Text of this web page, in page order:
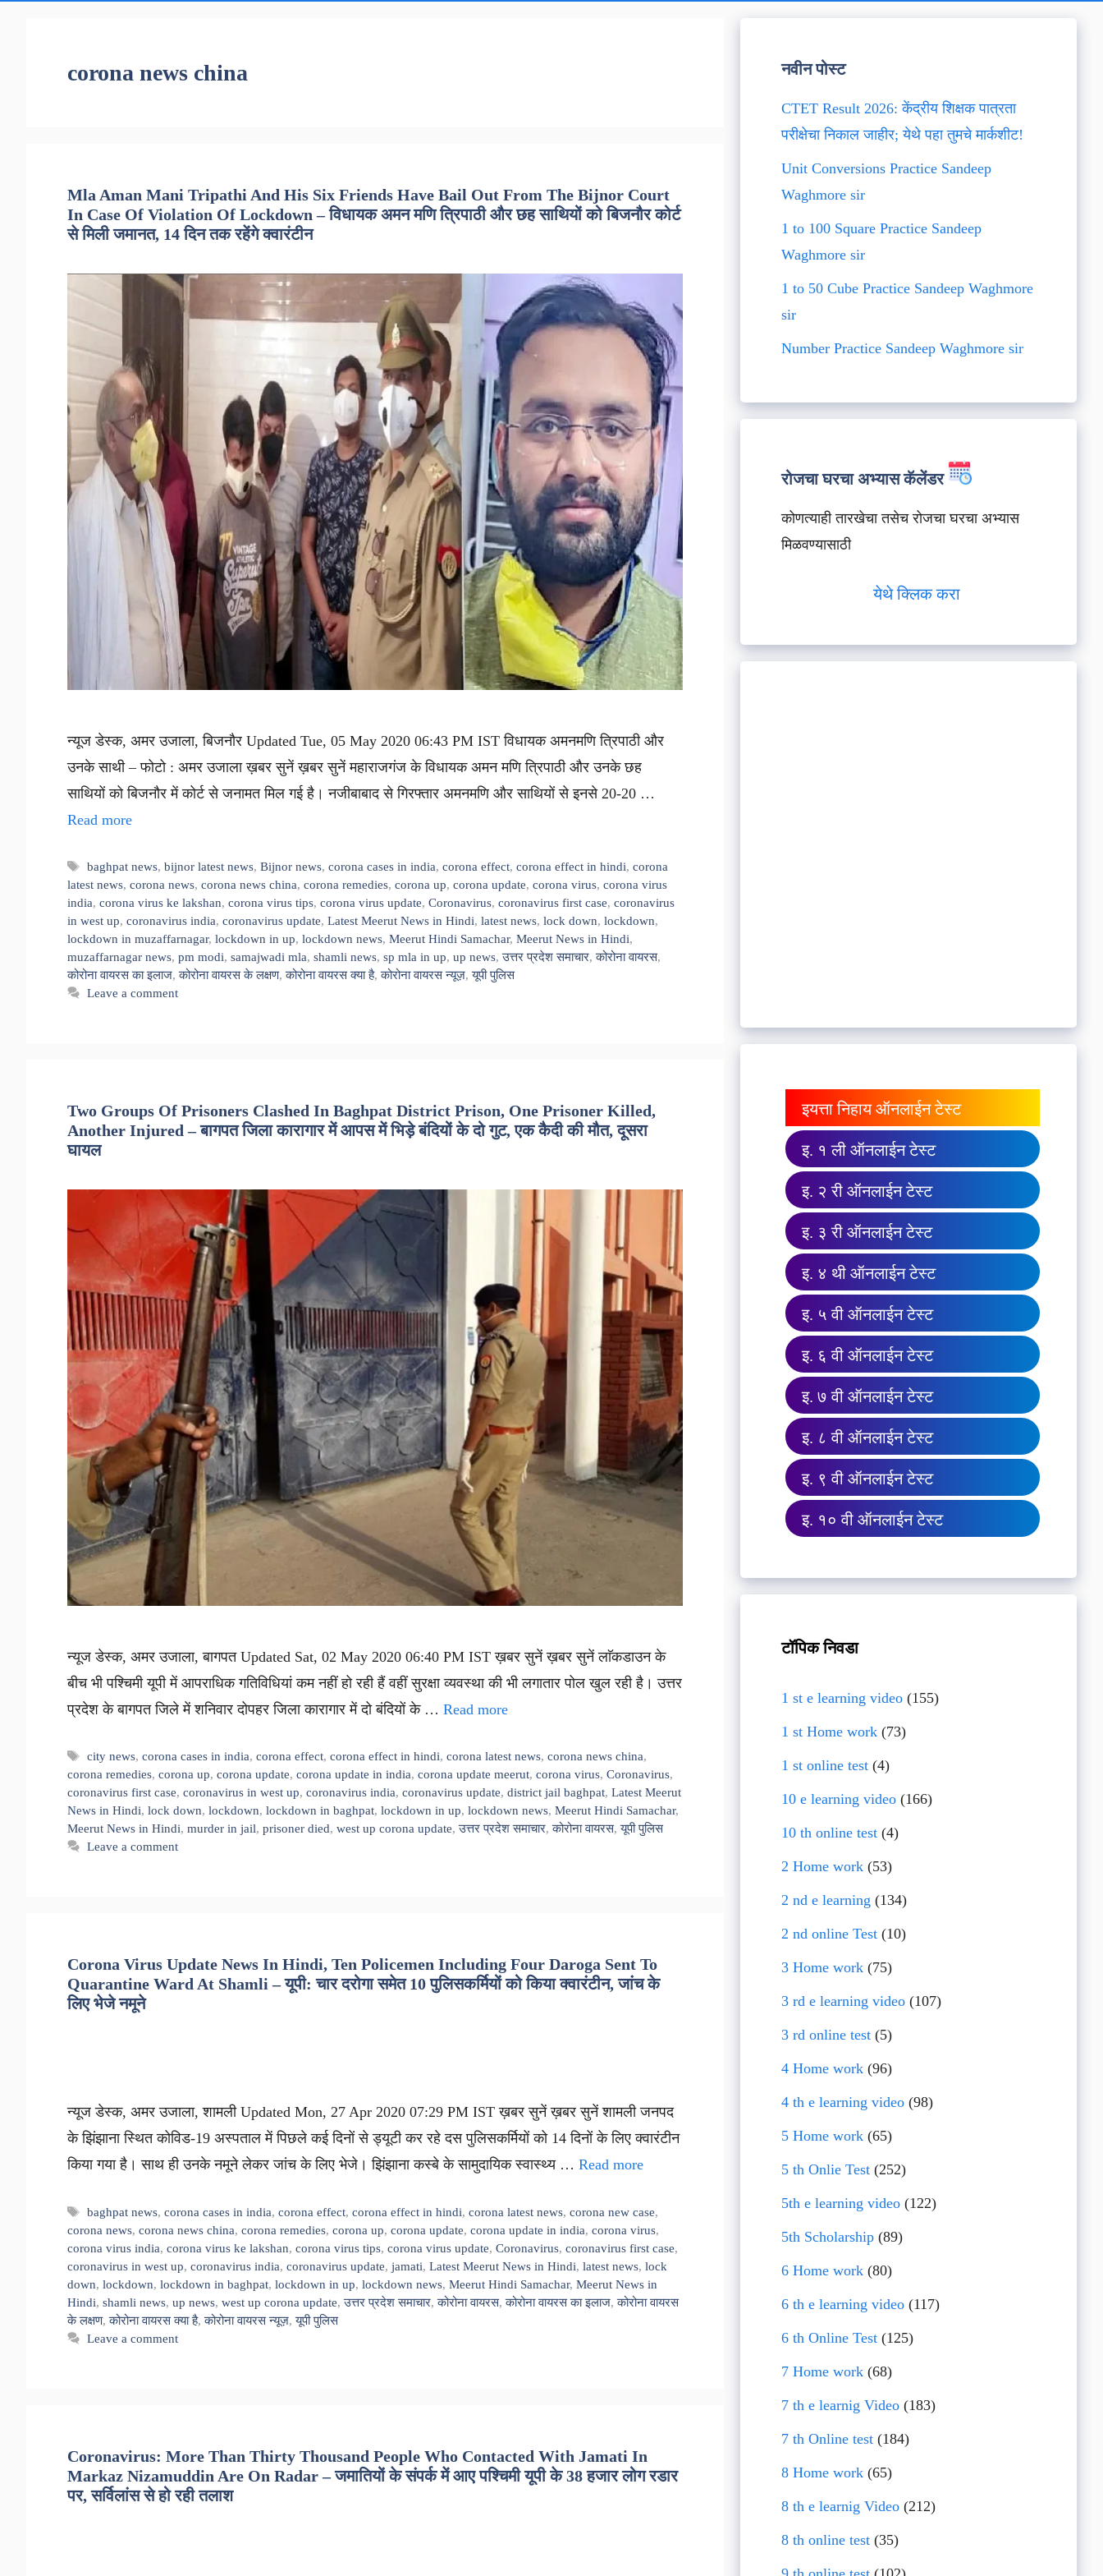
corona news china
Mla Aman Mani Tripathi And His Six Friends Have Bail Out From The Bijnor Court
In Case Of Violation Of Lockdown – विधायक अमन मणि त्रिपाठी और छह साथियों को बिजनौर कोर्ट
से मिली जमानत, 14 दिन तक रहेंगे क्वारंटीन
न्यूज डेस्क, अमर उजाला, बिजनौर Updated Tue, 05 May 2020 06:43 PM IST विधायक अमनमणि त्रिपाठी और
उनके साथी – फोटो : अमर उजाला ख़बर सुनें ख़बर सुनें महाराजगंज के विधायक अमन मणि त्रिपाठी और उनके छह
साथियों को बिजनौर में कोर्ट से जनामत मिल गई है। नजीबाबाद से गिरफ्तार अमनमणि और साथियों से इनसे 20-20 …
Read more
Tags
baghpat news,bijnor latest news,Bijnor news,corona cases in india,corona effect,corona effect in hindi,corona
latest news, corona news, corona news china, corona remedies, corona up, corona update, corona virus, corona virus
india, corona virus ke lakshan, corona virus tips, corona virus update, Coronavirus, coronavirus first case, coronavirus
in west up, coronavirus india, coronavirus update, Latest Meerut News in Hindi, latest news, lock down, lockdown,
lockdown in muzaffarnagar, lockdown in up, lockdown news, Meerut Hindi Samachar, Meerut News in Hindi,
muzaffarnagar news, pm modi, samajwadi mla, shamli news, sp mla in up, up news,उत्तर प्रदेश समाचार,कोरोना वायरस,
कोरोना वायरस का इलाज,कोरोना वायरस के लक्षण,कोरोना वायरस क्या है,कोरोना वायरस न्यूज़,यूपी पुलिस
Leave a comment
Two Groups Of Prisoners Clashed In Baghpat District Prison, One Prisoner Killed,
Another Injured – बागपत जिला कारागार में आपस में भिड़े बंदियों के दो गुट, एक कैदी की मौत, दूसरा
घायल
न्यूज डेस्क, अमर उजाला, बागपत Updated Sat, 02 May 2020 06:40 PM IST ख़बर सुनें ख़बर सुनें लाॅकडाउन के
बीच भी पश्चिमी यूपी में आपराधिक गतिविधियां कम नहीं हो रही हैं वहीं सुरक्षा व्यवस्था की भी लगातार पोल खुल रही है। उत्तर
प्रदेश के बागपत जिले में शनिवार दोपहर जिला कारागार में दो बंदियों के … Read more
Tags
city news,corona cases in india,corona effect,corona effect in hindi,corona latest news,corona news china,
corona remedies, corona up, corona update, corona update in india, corona update meerut, corona virus, Coronavirus,
coronavirus first case, coronavirus in west up, coronavirus india, coronavirus update, district jail baghpat, Latest Meerut
News in Hindi, lock down, lockdown, lockdown in baghpat, lockdown in up, lockdown news, Meerut Hindi Samachar,
Meerut News in Hindi, murder in jail, prisoner died, west up corona update,उत्तर प्रदेश समाचार,कोरोना वायरस,यूपी पुलिस
Leave a comment
Corona Virus Update News In Hindi, Ten Policemen Including Four Daroga Sent To
Quarantine Ward At Shamli – यूपी: चार दरोगा समेत 10 पुलिसकर्मियों को किया क्वारंटीन, जांच के
लिए भेजे नमूने
न्यूज डेस्क, अमर उजाला, शामली Updated Mon, 27 Apr 2020 07:29 PM IST ख़बर सुनें ख़बर सुनें शामली जनपद
के झिंझाना स्थित कोविड-19 अस्पताल में पिछले कई दिनों से ड्यूटी कर रहे दस पुलिसकर्मियों को 14 दिनों के लिए क्वारंटीन
किया गया है। साथ ही उनके नमूने लेकर जांच के लिए भेजे। झिंझाना कस्बे के सामुदायिक स्वास्थ्य … Read more
Tags
baghpat news,corona cases in india,corona effect,corona effect in hindi,corona latest news,corona new case,
corona news, corona news china, corona remedies, corona up, corona update, corona update in india, corona virus,
corona virus india, corona virus ke lakshan, corona virus tips, corona virus update, Coronavirus, coronavirus first case,
coronavirus in west up, coronavirus india, coronavirus update, jamati, Latest Meerut News in Hindi, latest news, lock
down, lockdown, lockdown in baghpat, lockdown in up, lockdown news, Meerut Hindi Samachar, Meerut News in
Hindi, shamli news, up news, west up corona update,उत्तर प्रदेश समाचार,कोरोना वायरस,कोरोना वायरस का इलाज,कोरोना वायरस
के लक्षण,कोरोना वायरस क्या है,कोरोना वायरस न्यूज़,यूपी पुलिस
Leave a comment
Coronavirus: More Than Thirty Thousand People Who Contacted With Jamati In
Markaz Nizamuddin Are On Radar – जमातियों के संपर्क में आए पश्चिमी यूपी के 38 हजार लोग रडार
पर, सर्विलांस से हो रही तलाश
नवीन पोस्ट
CTET Result 2026: केंद्रीय शिक्षक पात्रता
परीक्षेचा निकाल जाहीर; येथे पहा तुमचे मार्कशीट!
Unit Conversions Practice Sandeep
Waghmore sir
1 to 100 Square Practice Sandeep
Waghmore sir
1 to 50 Cube Practice Sandeep Waghmore
sir
Number Practice Sandeep Waghmore sir
रोजचा घरचा अभ्यास कॅलेंडर
कोणत्याही तारखेचा तसेच रोजचा घरचा अभ्यास
मिळवण्यासाठी
येथे क्लिक करा
इयत्ता निहाय ऑनलाईन टेस्ट
इ. १ ली ऑनलाईन टेस्ट
इ. २ री ऑनलाईन टेस्ट
इ. ३ री ऑनलाईन टेस्ट
इ. ४ थी ऑनलाईन टेस्ट
इ. ५ वी ऑनलाईन टेस्ट
इ. ६ वी ऑनलाईन टेस्ट
इ. ७ वी ऑनलाईन टेस्ट
इ. ८ वी ऑनलाईन टेस्ट
इ. ९ वी ऑनलाईन टेस्ट
इ. १० वी ऑनलाईन टेस्ट
टॉपिक निवडा
1 st e learning video(155)
1 st Home work(73)
1 st online test(4)
10 e learning video(166)
10 th online test(4)
2 Home work(53)
2 nd e learning (134)
2 nd online Test(10)
3 Home work(75)
3 rd e learning video(107)
3 rd online test(5)
4 Home work(96)
4 th e learning video(98)
5 Home work(65)
5 th Onlie Test(252)
5th e learning video(122)
5th Scholarship(89)
6 Home work(80)
6 th e learning video(117)
6 th Online Test(125)
7 Home work(68)
7 th e learnig Video(183)
7 th Online test(184)
8 Home work(65)
8 th e learnig Video(212)
8 th online test(35)